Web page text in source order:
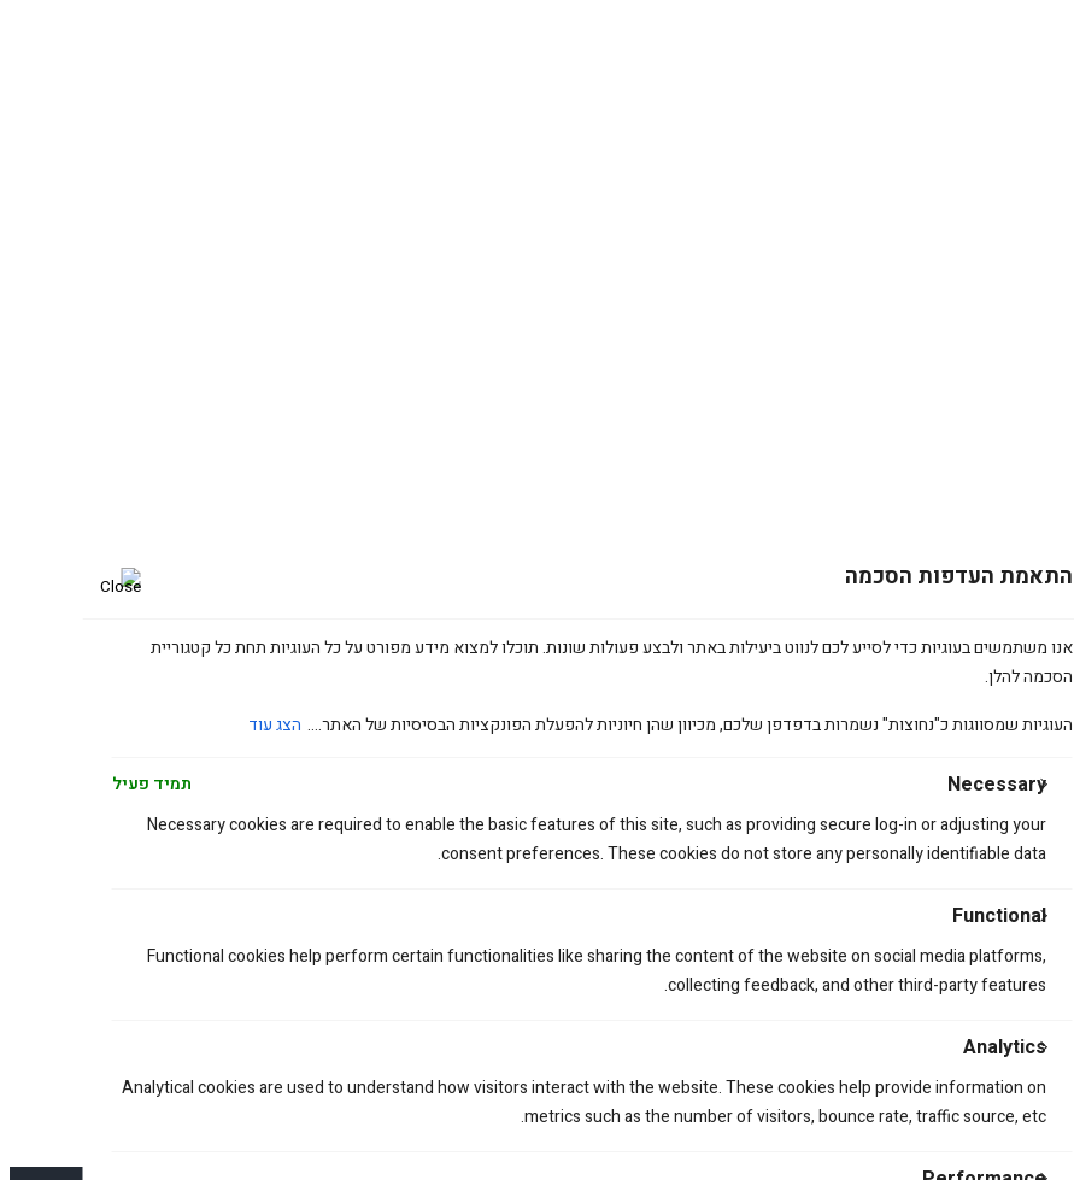
התאמת העדפות הסכמה
אנו משתמשים בעוגיות כדי לסייע לכם לנווט ביעילות באתר ולבצע פעולות שונות. תוכלו למצוא מידע מפורט על כל העוגיות תחת כל קטגוריית
הסכמה להלן.
העוגיות שמסווגות כ"נחוצות" נשמרות בדפדפן שלכם, מכיוון שהן חיוניות להפעלת הפונקציות הבסיסיות של האתר.... הצג עוד
Necessary
תמיד פעיל
Necessary cookies are required to enable the basic features of this site, such as providing secure log-in or adjusting your
consent preferences. These cookies do not store any personally identifiable data.
Functional
Functional cookies help perform certain functionalities like sharing the content of the website on social media platforms,
collecting feedback, and other third-party features.
Analytics
Analytical cookies are used to understand how visitors interact with the website. These cookies help provide information on
metrics such as the number of visitors, bounce rate, traffic source, etc.
כבל בלם אחורי הידראולי KAWASAKI KX250/450F 04-22
330.00₪
330.00₪